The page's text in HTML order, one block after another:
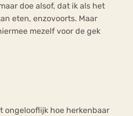
doe alsof, dat ik als het
eten, enzovoorts. Maar
mezelf voor de gek
ongelooflijk hoe herkenbaar